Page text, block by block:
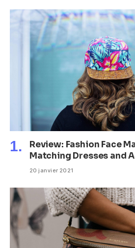
Review: Fashion Face
Matching Dresses and
20 janvier 2021